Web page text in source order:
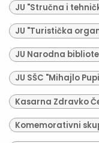
JU "Stručna i
JU "Turistička
JU Narodna
JU SŠC "Mihajlo
Kasarna Zdravko
Komemorativni